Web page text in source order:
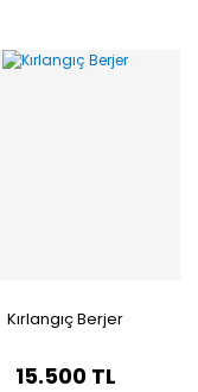
Kırlangıç Berjer
15.500 TL